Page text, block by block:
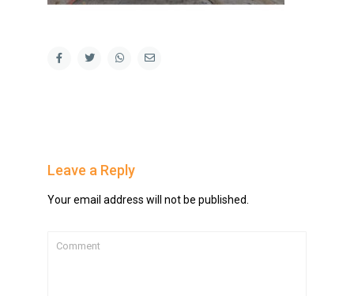
Leave a Reply
Your email address will not be published.